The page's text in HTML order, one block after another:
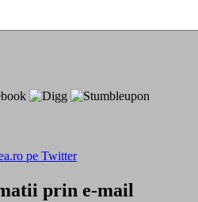
pe Twitter
prin e-mail